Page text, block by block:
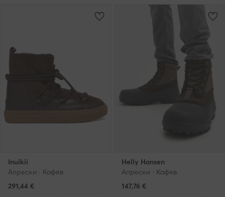
Inuikii
Апрески · Кафяв
291,44 €
Helly Hansen
Апрески · Кафяв
147,76 €